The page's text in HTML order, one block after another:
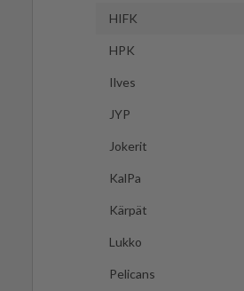
HIFK
HPK
Ilves
JYP
Jokerit
KalPa
Kärpät
Lukko
Pelicans